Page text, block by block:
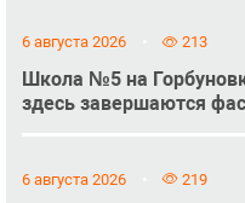
6 августа 2026 213
Школа №5 на
здесь завершаются
6 августа 2026 219